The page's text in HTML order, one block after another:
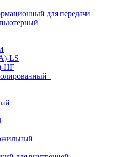
для передачи
LS
HF